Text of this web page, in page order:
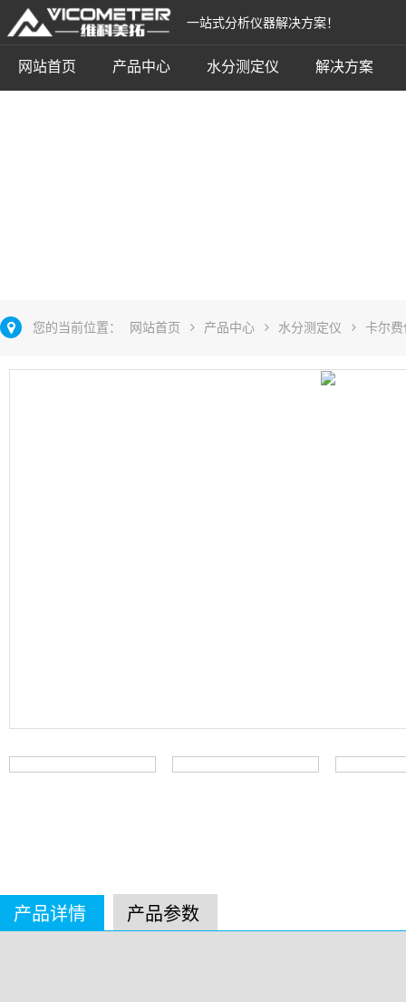
一站式分析仪器解决方案！
网站首页 产品中心 水分测定仪 解决方案
您的当前位置： 网站首页 产品中心 水分测定仪 卡尔
产品详情 产品参数